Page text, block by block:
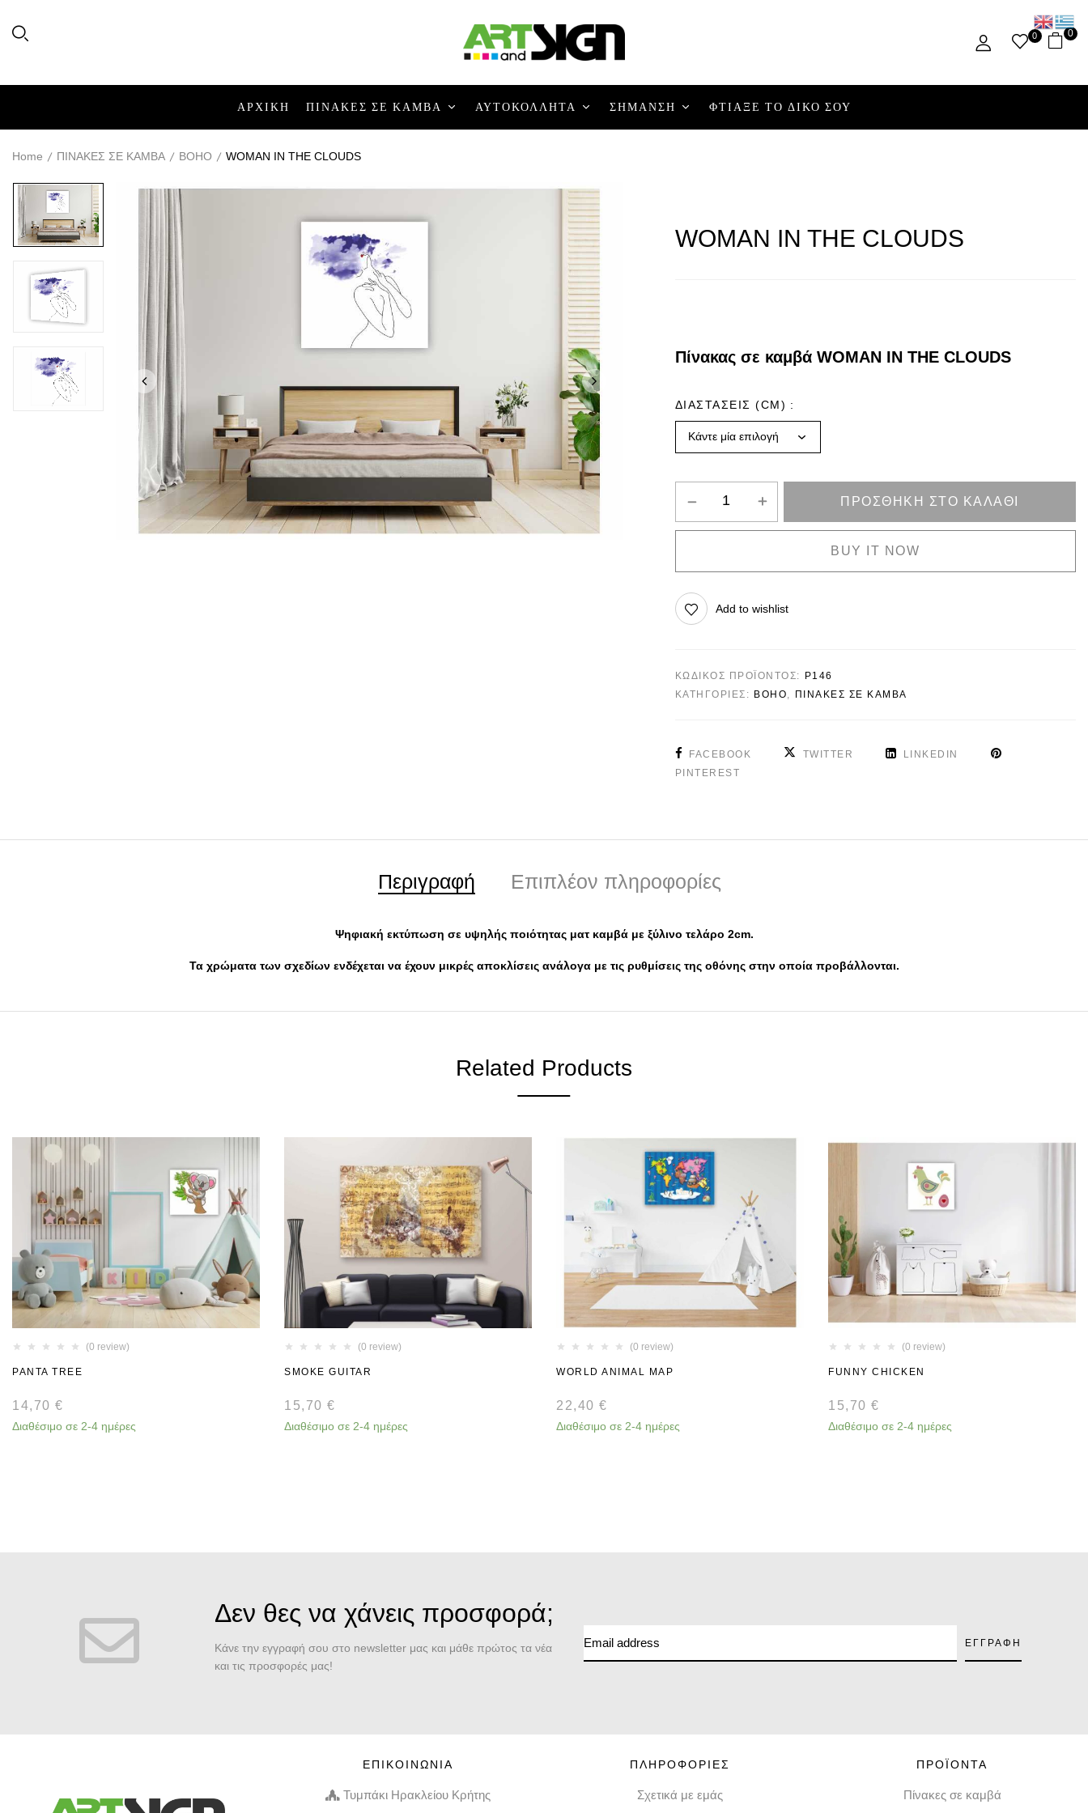
0 0
ΑΡΧΙΚΉ ΠΙΝΑΚΕΣ ΣΕ ΚΑΜΒΑ ΑΥΤΟΚΟΛΛΗΤΑ ΣΗΜΑΝΣΗ ΦΤΙΑΞΕ ΤΟ ΔΙΚΟ ΣΟΥ
Home ΠΙΝΑΚΕΣ ΣΕ ΚΑΜΒΑ BOHO WOMAN IN THE CLOUDS
WOMAN IN THE CLOUDS
Πίνακας σε καμβά WOMAN IN THE CLOUDS
ΔΙΑΣΤΑΣΕΙΣ (CM)
ΠΡΟΣΘΉΚΗ ΣΤΟ ΚΑΛΆΘΙ
BUY IT NOW
Add to wishlist
ΚΩΔΙΚΌΣ ΠΡΟΪΌΝΤΟΣ: P146
ΚΑΤΗΓΟΡΊΕΣ: BOHO ΠΙΝΑΚΕΣ ΣΕ ΚΑΜΒΑ
FACEBOOK TWITTER
LINKEDIN
PINTEREST
Περιγραφή Επιπλέον πληροφορίες
Ψηφιακή εκτύπωση σε υψηλής ποιότητας ματ καμβά με ξύλινο τελάρο 2cm.
Τα χρώματα των σχεδίων ενδέχεται να έχουν μικρές αποκλίσεις ανάλογα με τις ρυθμίσεις της οθόνης στην οποία προβάλλονται.
Related Products
(0 review)
PANTA TREE
14,70 €
Διαθέσιμο σε 2-4 ημέρες
(0 review)
SMOKE GUITAR
15,70 €
Διαθέσιμο σε 2-4 ημέρες
(0 review)
WORLD ANIMAL MAP
22,40 €
Διαθέσιμο σε 2-4 ημέρες
(0 review)
FUNNY CHICKEN
15,70 €
Διαθέσιμο σε 2-4 ημέρες
Δεν θες να χάνεις προσφορά;
Κάνε την εγγραφή σου στο newsletter μας και μάθε πρώτος τα νέα
και τις προσφορές μας!
ΕΠΙΚΟΙΝΩΝΙΑ
Τυμπάκι Ηρακλείου Κρήτης
ΠΛΗΡΟΦΟΡΙΕΣ
Σχετικά με εμάς
ΠΡΟΪΟΝΤΑ
Πίνακες σε καμβά